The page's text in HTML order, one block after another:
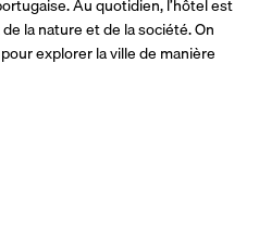
Au quotidien, l’hôtel est
la nature et de la société. On
explorer la ville de manière